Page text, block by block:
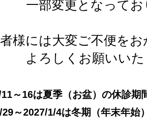
一部変更となって
様には大変ご不便を
よろしくお願いい
～16は夏季（お盆）の休診期
～2027/1/4は冬期（年末年始